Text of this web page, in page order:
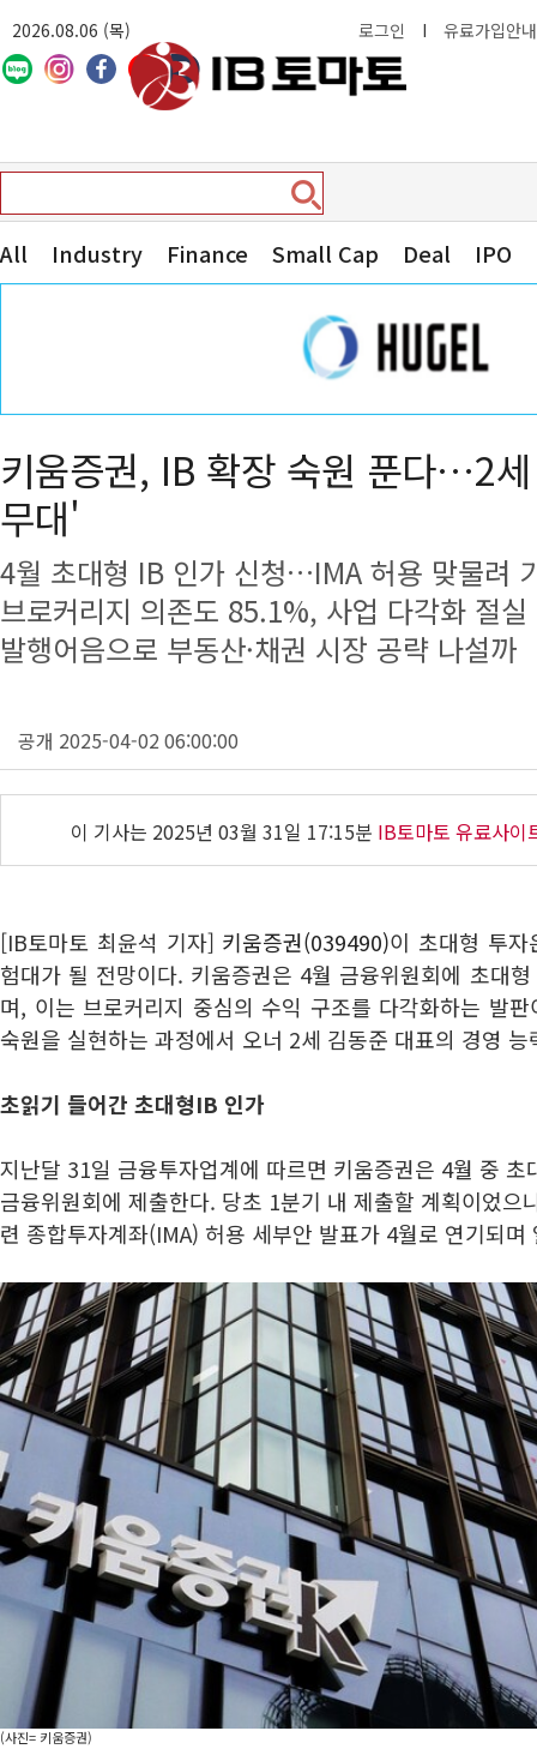
2026.08.06 (목) 로그인 I 유료가입안내
All Industry Finance Small Cap Deal IPO
키움증권, IB 확장 숙원 푼다…2
무대'
4월 초대형 IB 인가 신청…IMA 허용 맞물려
브로커리지 의존도 85.1%, 사업 다각화 절실
발행어음으로 부동산·채권 시장 공략 나설까
공개 2025-04-02 06:00:00
이 기사는 2025년 03월 31일 17:15분 IB토마토 유료사이
[IB토마토 최윤석 기자] 키움증권(039490)이 초대형 투
험대가 될 전망이다. 키움증권은 4월 금융위원회에 초대
며, 이는 브로커리지 중심의 수익 구조를 다각화하는 발
숙원을 실현하는 과정에서 오너 2세 김동준 대표의 경영
초읽기 들어간 초대형IB 인가
지난달 31일 금융투자업계에 따르면 키움증권은 4월 중
금융위원회에 제출한다. 당초 1분기 내 제출할 계획이었으
련 종합투자계좌(IMA) 허용 세부안 발표가 4월로 연기되
(사진= 키움증권)